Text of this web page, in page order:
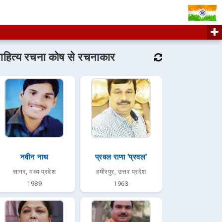
रचना कोष से रचनाकार
नवीन नाथ
सागर, मध्य प्रदेश
1989
प्रवल राणा 'प्रवल'
हमीरपुर, उत्तर प्रदेश
1963